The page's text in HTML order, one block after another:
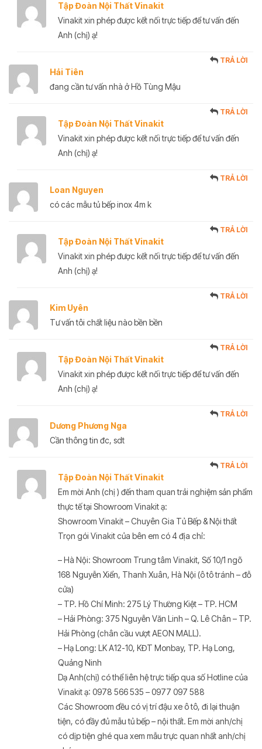
Tập Đoàn Nội Thất Vinakit
Vinakit xin phép được kết nối trực tiếp để tư vấn đến
Anh (chị) ạ!
Hải Tiên
TRẢ LỜI
đang cần tư vấn nhà ở Hồ Tùng Mậu
Tập Đoàn Nội Thất Vinakit
TRẢ LỜI
Vinakit xin phép được kết nối trực tiếp để tư vấn đến
Anh (chị) ạ!
Loan Nguyen
TRẢ LỜI
có các mẫu tủ bếp inox 4m k
Tập Đoàn Nội Thất Vinakit
TRẢ LỜI
Vinakit xin phép được kết nối trực tiếp để tư vấn đến
Anh (chị) ạ!
Kim Uyên
TRẢ LỜI
Tư vấn tôi chất liệu nào bền bền
Tập Đoàn Nội Thất Vinakit
TRẢ LỜI
Vinakit xin phép được kết nối trực tiếp để tư vấn đến
Anh (chị) ạ!
Dương Phương Nga
TRẢ LỜI
Cần thông tin đc, sdt
Tập Đoàn Nội Thất Vinakit
TRẢ LỜI
Em mời Anh (chị ) đến tham quan trải nghiệm sản phẩm
thực tế tại Showroom Vinakit ạ:
Showroom Vinakit – Chuyên Gia Tủ Bếp & Nội thất
Trọn gói Vinakit của bên em có 4 địa chỉ:
– Hà Nội: Showroom Trung tâm Vinakit, Số 10/1 ngõ
168 Nguyễn Xiển, Thanh Xuân, Hà Nội (ô tô tránh – đỗ
cửa)
– TP. Hồ Chí Minh: 275 Lý Thường Kiệt – TP. HCM
– Hải Phòng: 375 Nguyễn Văn Linh – Q. Lê Chân – TP.
Hải Phòng (chân cầu vượt AEON MALL).
– Hạ Long: LK A12-10, KĐT Monbay, TP. Hạ Long,
Quảng Ninh
Dạ Anh(chị) có thể liên hệ trực tiếp qua số Hotline của
Vinakit ạ: 0978 566 535 – 0977 097 588
Các Showroom đều có vị trí đậu xe ô tô, đi lại thuận
tiện, có đầy đủ mẫu tủ bếp – nội thất. Em mời anh/chị
có dịp tiện ghé qua xem mẫu trực quan nhất anh/chị